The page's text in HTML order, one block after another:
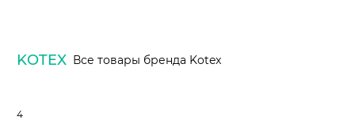
KOTEX Все товары бренда Kotex
4